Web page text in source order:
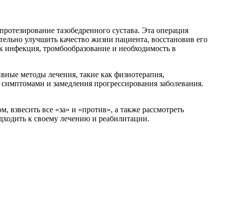
тазобедренного сустава. Эта операция
улучшить качество жизни пациента, восстановив его
тромбообразование и необходимость в
методы лечения, такие как физиотерапия,
и замедления прогрессирования заболевания.
все «за» и «против», а также рассмотреть
к своему лечению и реабилитации.